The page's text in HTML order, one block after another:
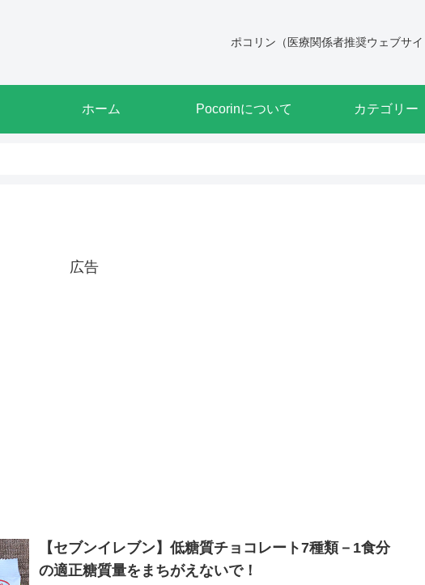
ポコリン（医療関係者推奨ウェブサ
ホーム Pocorinについて カテゴリー
広告
【セブンイレブン】低糖質チョコレート7種類－1食分
の適正糖質量をまちがえないで！